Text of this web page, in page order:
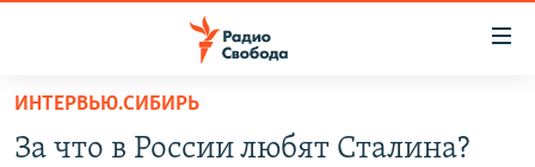
упрощенного
доступа
ИНТЕРВЬЮ.СИБИРЬ
За что в России любят Сталина?